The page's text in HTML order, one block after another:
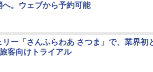
へ。ウェブから予約可能
リー「さんふらわあ さつま」で、業界初
客向けトライアル